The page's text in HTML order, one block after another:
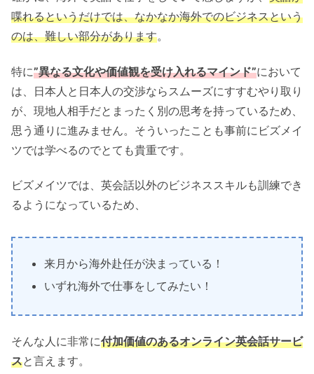
喋れるというだけでは、なかなか海外でのビジネスという
のは、難しい部分があります。
特に”異なる文化や価値観を受け入れるマインド”において
は、日本人と日本人の交渉ならスムーズにすすむやり取り
が、現地人相手だとまったく別の思考を持っているため、
思う通りに進みません。そういったことも事前にビズメイ
ツでは学べるのでとても貴重です。
ビズメイツでは、英会話以外のビジネススキルも訓練でき
るようになっているため、
来月から海外赴任が決まっている！
いずれ海外で仕事をしてみたい！
そんな人に非常に付加価値のあるオンライン英会話サービ
スと言えます。